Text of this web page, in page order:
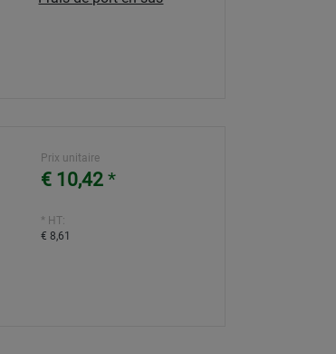
Prix unitaire
€ 10,42 *
* HT:
€ 8,61